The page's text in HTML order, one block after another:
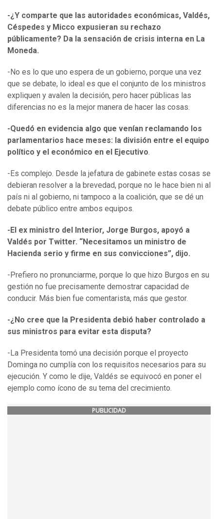
-¿Y comparte que las autoridades económicas, Valdés,
Céspedes y Micco expusieran su rechazo
públicamente? Da la sensación de crisis interna en La
Moneda.
-No es lo que uno espera de un gobierno, porque una vez
que se debate, lo ideal es que el conjunto de los ministros
expliquen y avalen la decisión, pero hacer públicas las
diferencias no es la mejor manera de hacer las cosas.
-Quedó en evidencia algo que venían reclamando los
parlamentarios hace meses: la división entre el equipo
político y el económico en el Ejecutivo.
-Es complejo. Desde la jefatura de gabinete estas cosas se
debieran resolver a la brevedad, porque no le hace bien ni al
país ni al gobierno, ni tampoco a la coalición, que se dé un
debate público entre ambos equipos.
-El ex ministro del Interior, Jorge Burgos, apoyó a
Valdés por Twitter. “Necesitamos un ministro de
Hacienda serio y firme en sus convicciones”, dijo.
-Prefiero no pronunciarme, porque lo que hizo Burgos en su
gestión no fue precisamente demostrar capacidad de
conducir. Más bien fue comentarista, más que gestor.
-¿No cree que la Presidenta debió haber controlado a
sus ministros para evitar esta disputa?
-La Presidenta tomó una decisión porque el proyecto
Dominga no cumplía con los requisitos necesarios para su
ejecución. Y como le dije, Valdés se equivocó en poner el
ejemplo como ícono de su tema del crecimiento.
PUBLICIDAD